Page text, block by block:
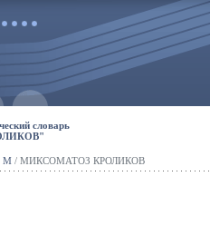
словарь
М / МИКСОМАТОЗ КРОЛИКОВ